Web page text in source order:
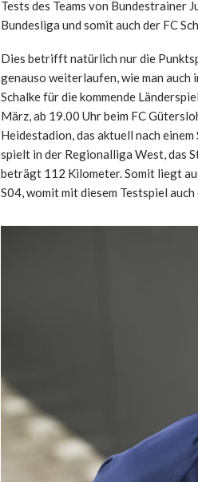
Tests des Teams von Bundestrainer
Bundesliga und somit auch der FC
Dies betrifft natürlich nur die
genauso weiterlaufen, wie man auch
Schalke für die kommende
März, ab 19.00 Uhr beim FC
Heidestadion, das aktuell nach
spielt in der Regionalliga West, das
beträgt 112 Kilometer. Somit liegt
S04, womit mit diesem Testspiel